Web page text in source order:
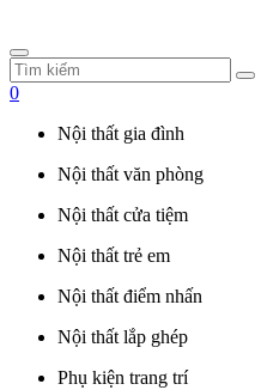
0
Nội thất gia đình
Nội thất văn phòng
Nội thất cửa tiệm
Nội thất trẻ em
Nội thất điểm nhấn
Nội thất lắp ghép
Phụ kiện trang trí